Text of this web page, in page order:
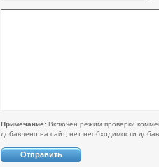
Примечание: Включен режим проверки
добавлено на сайт, нет необходимости